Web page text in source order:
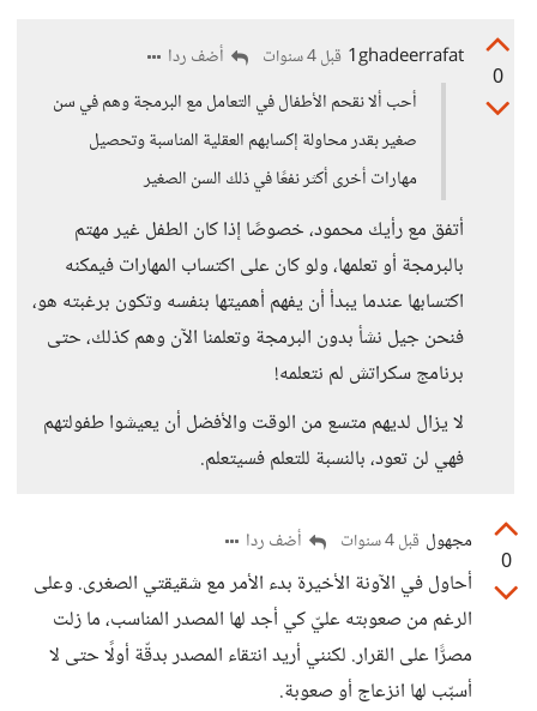
0
1ghadeerrafat قبل 4 سنوات
أضف ردا
أحب ألا نقحم الأطفال في التعامل مع البرمجة وهم في سن
صغير بقدر محاولة إكسابهم العقلية المناسبة وتحصيل
مهارات أخرى أكثر نفعًا في ذلك السن الصغير
أتفق مع رأيك محمود، خصوصًا إذا كان الطفل غير مهتم
بالبرمجة أو تعلمها، ولو كان على اكتساب المهارات فيمكنه
اكتسابها عندما يبدأ أن يفهم أهميتها بنفسه وتكون برغبته هو،
فنحن جيل نشأ بدون البرمجة وتعلمنا الآن وهم كذلك، حتى
برنامج سكراتش لم نتعلمه!
لا يزال لديهم متسع من الوقت والأفضل أن يعيشوا طفولتهم
فهي لن تعود، بالنسبة للتعلم فسيتعلم.
0
مجهول قبل 4 سنوات أضف ردا
أحاول في الآونة الأخيرة بدء الأمر مع شقيقتي الصغرى. وعلى
الرغم من صعوبته عليّ كي أجد لها المصدر المناسب، ما زلت
مصرًّا على القرار. لكنني أريد انتقاء المصدر بدقّة أولًا حتى لا
أسبّب لها انزعاج أو صعوبة.